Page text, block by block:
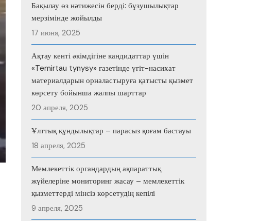
Бақылау өз нәтижесін берді: бұзушылықтар
мерзімінде жойылды
17 июня, 2025
Ақтау кенті әкімдігіне кандидаттар үшін
«Temirtau tynysy» газетінде үгіт-насихат
материалдарын орналастыруға қатысты қызмет
көрсету бойынша жалпы шарттар
20 апреля, 2025
Ұлттық құндылықтар – парасыз қоғам бастауы
18 апреля, 2025
Мемлекеттік органдардың ақпараттық
жүйелеріне мониторинг жасау – мемлекеттік
қызметтерді мінсіз көрсетудің кепілі
9 апреля, 2025